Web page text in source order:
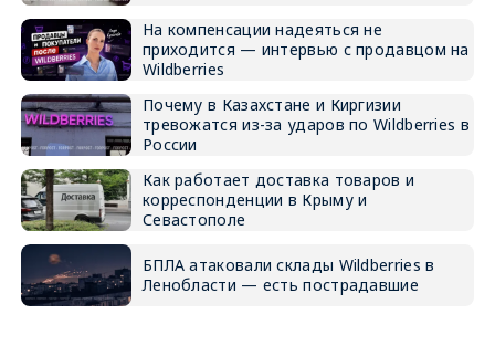
На компенсации надеяться не
приходится — интервью с продавцом на
Wildberries
Почему в Казахстане и Киргизии
тревожатся из-за ударов по Wildberries в
России
Как работает доставка товаров и
корреспонденции в Крыму и
Севастополе
БПЛА атаковали склады Wildberries в
Ленобласти — есть пострадавшие